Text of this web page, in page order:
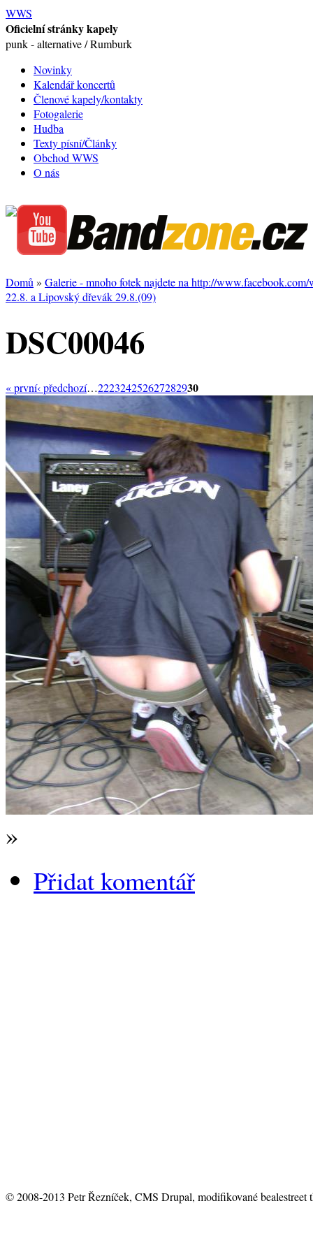
WWS
Oficielní stránky kapely
punk - alternative / Rumburk
Novinky
Kalendář koncertů
Členové kapely/kontakty
Fotogalerie
Hudba
Texty písní/Články
Obchod WWS
O nás
Domů » Galerie - mnoho fotek najdete na http://www.facebook.com/
22.8. a Lipovský dřevák 29.8.(09)
DSC00046
« první‹ předchozí…222324252627282930
»
Přidat komentář
© 2008-2013 Petr Řezníček, CMS Drupal, modifikované bealestreet